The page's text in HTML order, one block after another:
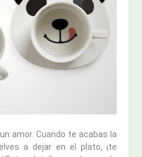
amor. Cuando te acabas la
a dejar en el plato, ¡te